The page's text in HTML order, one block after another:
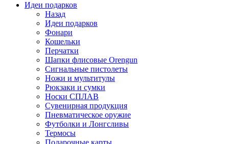
Идеи подарков
Назад
Идеи подарков
Фонари
Кошельки
Перчатки
Шапки флисовые Orengun
Сигнальные пистолеты
Ножи и мультитулы
Рюкзаки и сумки
Носки СПЛАВ
Сувенирная продукция
Пневматическое оружие
Футболки и Лонгсливы
Термосы
Подарочные карты